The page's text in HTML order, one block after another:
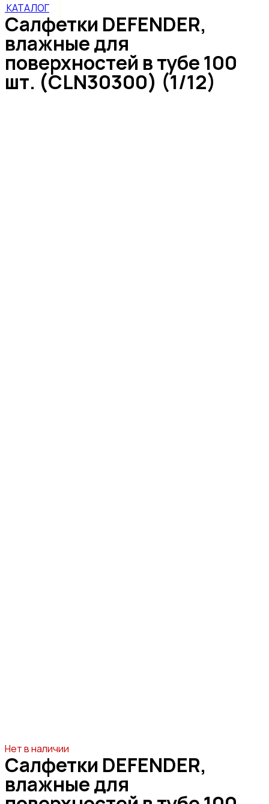
КАТАЛОГ
Салфетки DEFENDER,
влажные для
поверхностей в тубе 100
шт. (CLN30300) (1/12)
Нет в наличии
Салфетки DEFENDER,
влажные для